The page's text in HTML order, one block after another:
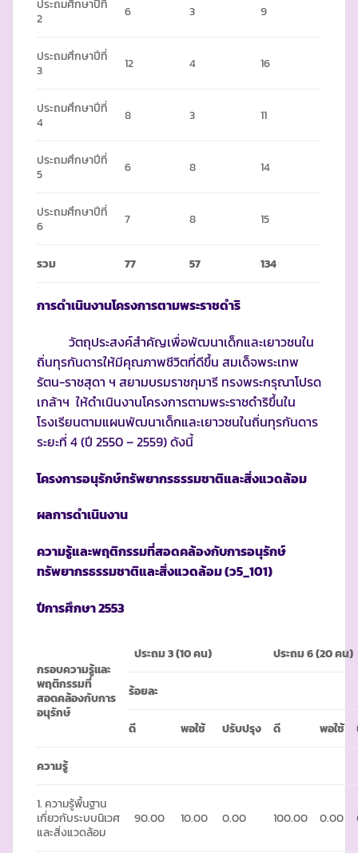
ประถมศึกษาปีที่
2
6 3 9
ประถมศึกษาปีที่
3
12 4 16
ประถมศึกษาปีที่
4
8 3 11
ประถมศึกษาปีที่
5
6 8 14
ประถมศึกษาปีที่
6
7 8 15
รวม 77 57 134
การดำเนินงานโครงการตามพระราชดำริ
วัตถุประสงค์สำคัญเพื่อพัฒนาเด็กและเยาวชนใน
ถิ่นทุรกันดารให้มีคุณภาพชีวิตที่ดีขึ้น สมเด็จพระเทพ
รัตน-ราชสุดา ฯ สยามบรมราชกุมารี ทรงพระกรุณาโปรด
เกล้าฯ ให้ดำเนินงานโครงการตามพระราชดำริขึ้นใน
โรงเรียนตามแผนพัฒนาเด็กและเยาวชนในถิ่นทุรกันดาร
ระยะที่ 4 (ปี 2550 – 2559) ดังนี้
โครงการอนุรักษ์ทรัพยากรธรรมชาติและสิ่งแวดล้อม
ผลการดำเนินงาน
ความรู้และพฤติกรรมที่สอดคล้องกับการอนุรักษ์
ทรัพยากรธรรมชาติและสิ่งแวดล้อม(ว5_101)
ปีการศึกษา2553
กรอบความรู้และ
พฤติกรรมที่
สอดคล้องกับการ
อนุรักษ์
ประถม3 (10 คน) ประถม6 (20 คน)
ร้อยละ
ดี พอใช้ ปรับปรุง ดี พอใช้
ความรู้
1. ความรู้พื้นฐาน
เกี่ยวกับระบบนิเวศ
และสิ่งแวดล้อม
90.00 10.00 0.00 100.00 0.00